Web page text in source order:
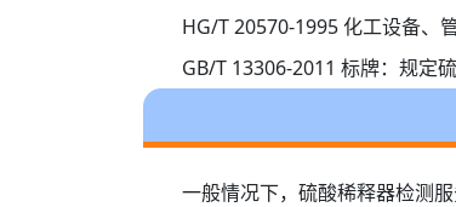
HG/T 20570-1995 化工设备、
GB/T 13306-2011 标牌：规定
一般情况下，硫酸稀释器检测